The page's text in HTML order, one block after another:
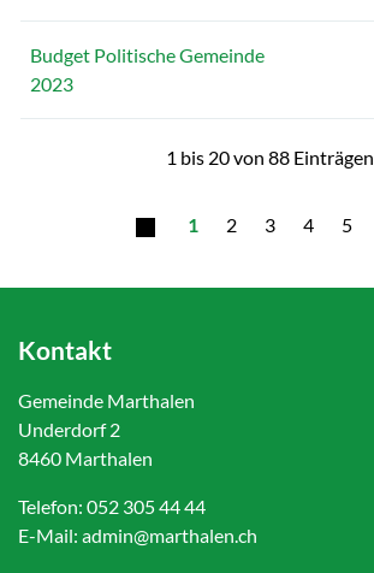
Budget Politische Gemeinde
2023
1 bis 20 von 88 Einträgen
1 2 3 4 5
Kontakt
Gemeinde Marthalen
Underdorf 2
8460 Marthalen
Telefon: 052 305 44 44
E-Mail: admin@marthalen.ch